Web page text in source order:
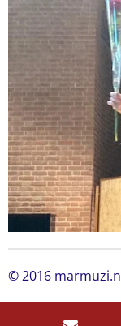
© 2016